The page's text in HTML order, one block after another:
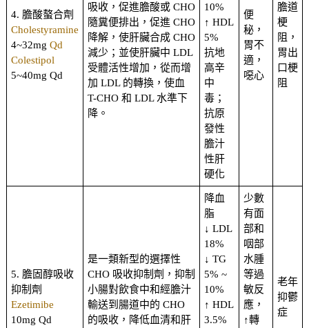
4. 膽酸螯合劑
Cholestyramine
4~32mg Qd
Colestipol
5~40mg Qd
吸收，促進膽酸或 CHO
隨糞便排出，促進 CHO
降解，使肝臟合成 CHO
減少；並使肝臟中 LDL
受體活性增加，從而增
加 LDL 的轉換，使血
T-CHO 和 LDL 水準下
降。
10%
↑ HDL
5%
抗地
高辛
中
毒；
抗原
發性
膽汁
性肝
硬化
便
秘，
胃不
適，
噁心
膽道
梗
阻，
胃出
口梗
阻
5. 膽固醇吸收
抑制劑
Ezetimibe
10mg Qd
是一類新型的選擇性
CHO 吸收抑制劑，抑制
小腸對飲食中和經膽汁
輸送到腸道中的 CHO
的吸收，降低血清和肝
降血
脂
↓ LDL
18%
↓ TG
5% ~
10%
↑ HDL
3.5%
少數
有面
部和
咽部
水腫
等過
敏反
應，
↑轉
老年
抑鬱
症